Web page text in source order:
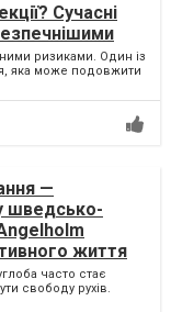
Сучасні
ризиками. Один із
яка може подовжити
—
шведсько-
життя
часто стає
свободу рухів.